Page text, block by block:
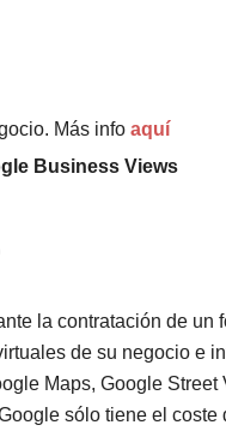
Más info aquí
Business Views
la contratación de un
de su negocio e
Maps, Google Street
sólo tiene el coste